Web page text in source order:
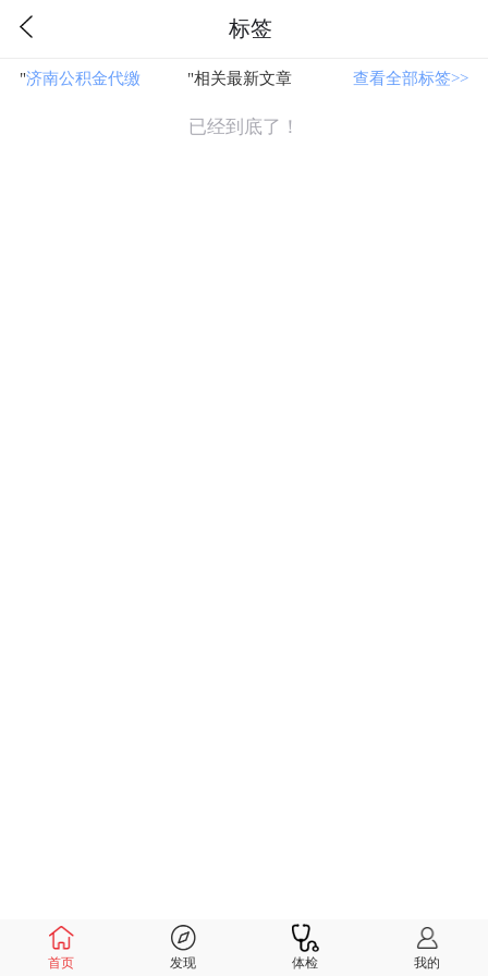
标签
"济南公积金代缴 "相关最新文章 查看全部标签>>
已经到底了！
首页 发现 体检 我的